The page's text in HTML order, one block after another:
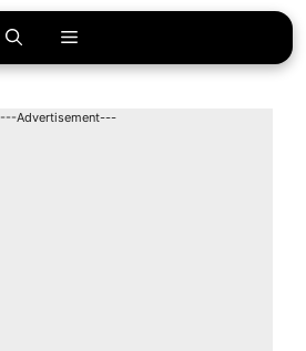
Menu
---Advertisement---